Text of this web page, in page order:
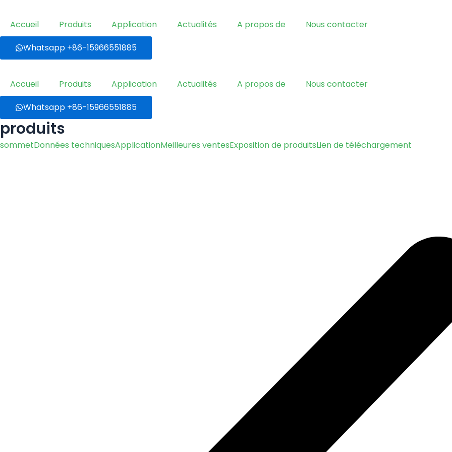
Accueil Produits Application Actualités A propos de
Nous contacter
Whatsapp +86-15966551885
Accueil Produits Application Actualités A propos de
Nous contacter
Whatsapp +86-15966551885
produits
sommetDonnées techniquesApplicationMeilleures ventesExposition de produitsLien de téléchargement